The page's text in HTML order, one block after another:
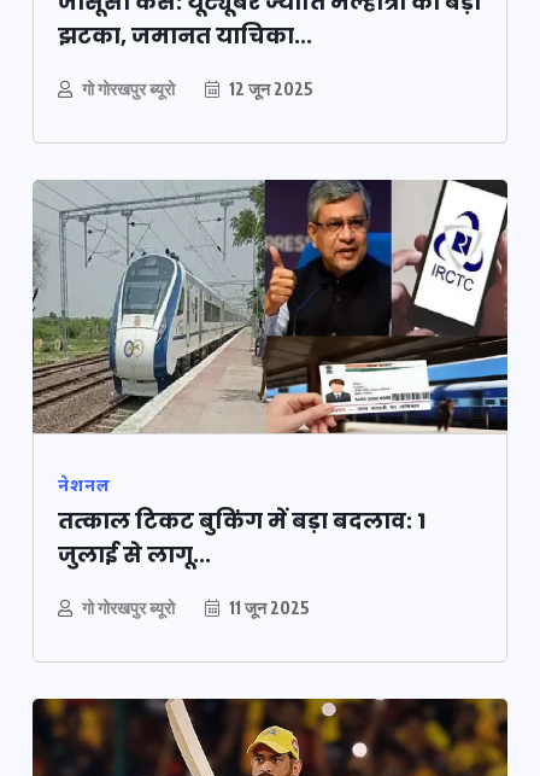
झटका, जमानत याचिका...
गो गोरखपुर ब्यूरो 12 जून 2025
नेशनल
तत्काल टिकट बुकिंग में बड़ा बदलाव: 1
जुलाई से लागू...
गो गोरखपुर ब्यूरो 11 जून 2025